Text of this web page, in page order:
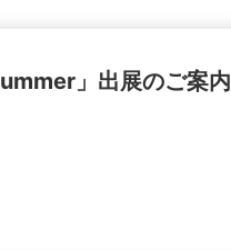
」出展のご案内